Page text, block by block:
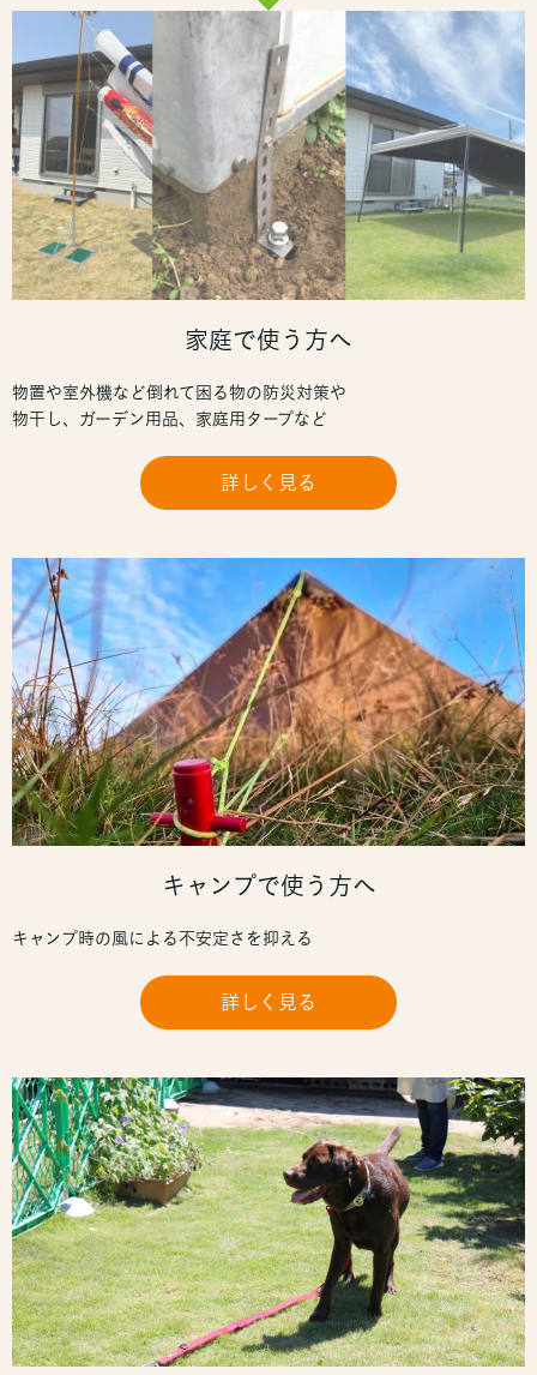
家庭で使う方へ
物置や室外機など倒れて困る物の防災対策や
物干し、ガーデン用品、家庭用タープなど
詳しく見る
キャンプで使う方へ
キャンプ時の風による不安定さを抑える
詳しく見る